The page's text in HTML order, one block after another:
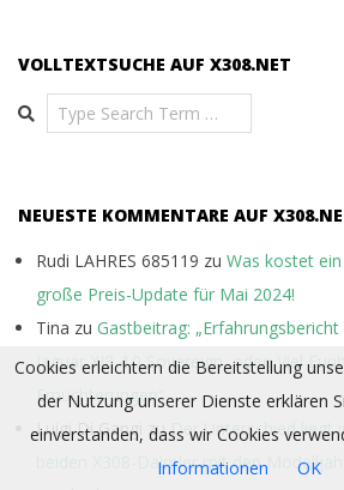
VOLLTEXTSUCHE AUF X308.NET
Search
NEUESTE KOMMENTARE AUF
Rudi LAHRES 685119 zu Was kostet ein
große Preis-Update für Mai 2024!
Tina zu Gastbeitrag:
Jaguar XJ8 4.0 Sovereign, oder: Viel
Ernüchterungen“
Luigi Di Gangi zuDer Unterschied liegt
beiden X308-Daimler mit den
Cookies erleichtern die Bereitstellung
der Nutzung unserer Dienste erklären
einverstanden, dass wir Cookies
Informationen
OK